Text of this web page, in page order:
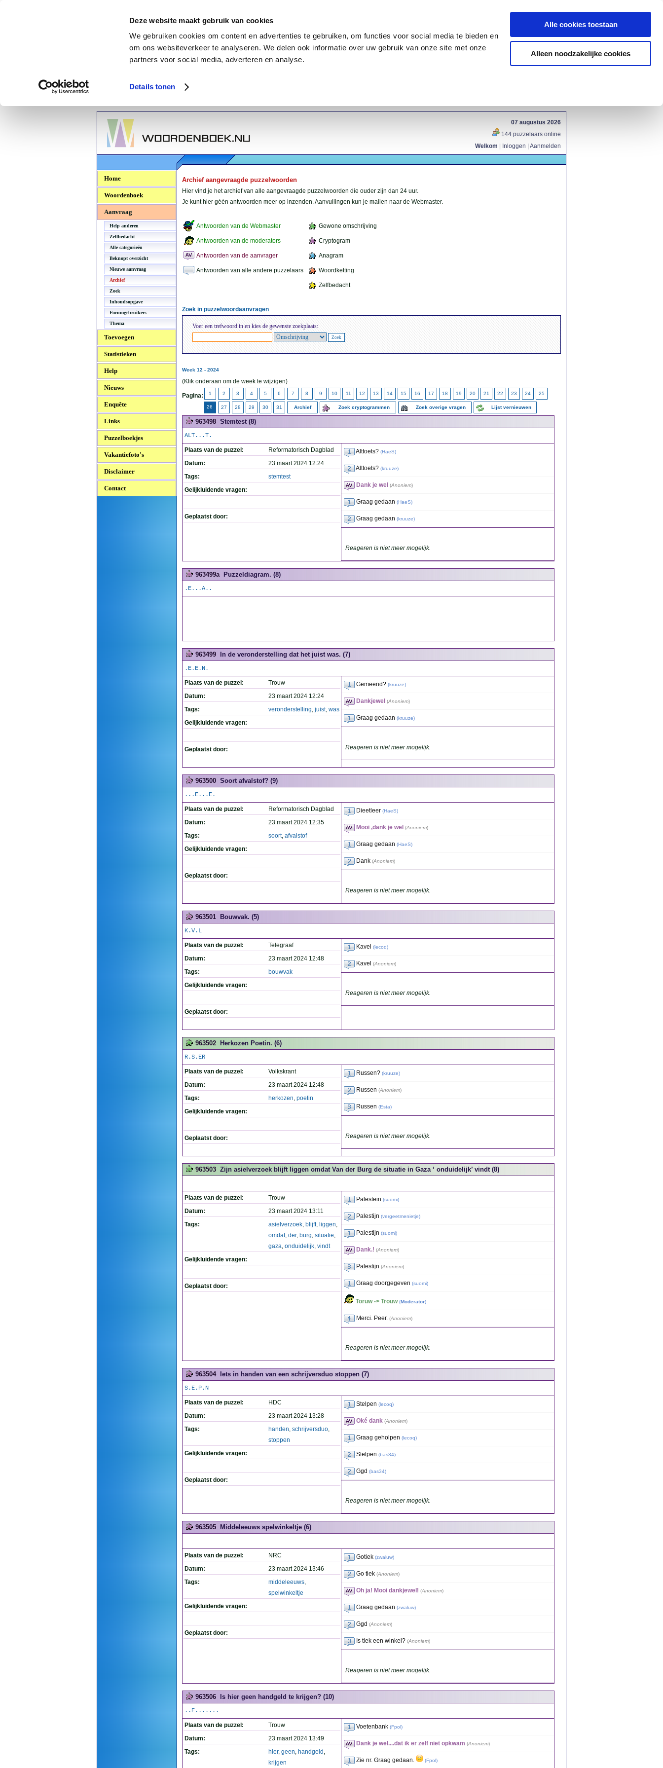
Deze website maakt gebruik van cookies
We gebruiken cookies om content en advertenties te gebruiken, om functies voor social media te bieden en
om ons websiteverkeer te analyseren. We delen ook informatie over uw gebruik van onze site met onze
partners voor social media, adverteren en analyse.
Details tonen
Alle cookies toestaan
Alleen noodzakelijke cookies
Woordenboek.NU
07 augustus 2026
144 puzzelaars online
Welkom
Inloggen Aanmelden
Home
Woordenboek
Aanvraag
Help anderen
Zelfbedacht
Alle categorieën
Beknopt overzicht
Nieuwe aanvraag
Archief
Zoek
Inhoudsopgave
Forumgebruikers
Thema
Toevoegen
Statistieken
Help
Nieuws
Enquête
Links
Puzzelboekjes
Vakantiefoto's
Disclaimer
Contact
Archief aangevraagde puzzelwoorden
Hier vind je het archief van alle aangevraagde puzzelwoorden die ouder zijn dan 24 uur.
Je kunt hier géén antwoorden meer op inzenden. Aanvullingen kun je mailen naar de Webmaster.
Antwoorden van de Webmaster Gewone omschrijving
Antwoorden van de moderators Cryptogram
Antwoorden van de aanvrager Anagram
Antwoorden van alle andere puzzelaars Woordketting
Zelfbedacht
Zoek in puzzelwoordaanvragen
Voer een trefwoord in en kies de gewenste zoekplaats:
Week 12 - 2024
(Klik onderaan om de week te wijzigen)
Pagina: 1 2 3 4 5 6 7 8 9 10 11 12 13 14 15 16 17 18 19 20 21 22 23 24 25
26 27 28 29 30 31 Archief Zoek cryptogrammen Zoek overige vragen Lijst vernieuwen
963498 Stemtest (8)
ALT...T.
Plaats van de puzzel:
Reformatorisch Dagblad
Datum:
23 maart 2024 12:24
Tags:
stemtest
Gelijkluidende vragen:
Geplaatst door:
Alttoets? (HaeS)
Alttoets? (kruuze)
Dank je wel (Anoniem)
Graag gedaan (HaeS)
Graag gedaan (kruuze)
Reageren is niet meer mogelijk.
963499a Puzzeldiagram. (8)
.E...A..
963499 In de veronderstelling dat het juist was. (7)
.E.E.N.
Plaats van de puzzel:
Trouw
Datum:
23 maart 2024 12:24
Tags:
veronderstelling, juist, was
Gelijkluidende vragen:
Geplaatst door:
Gemeend? (kruuze)
Dankjewel (Anoniem)
Graag gedaan (kruuze)
Reageren is niet meer mogelijk.
963500 Soort afvalstof? (9)
...E...E.
Plaats van de puzzel:
Reformatorisch Dagblad
Datum:
23 maart 2024 12:35
Tags:
soort, afvalstof
Gelijkluidende vragen:
Geplaatst door:
Dieetleer (HaeS)
Mooi ,dank je wel (Anoniem)
Graag gedaan (HaeS)
Dank (Anoniem)
Reageren is niet meer mogelijk.
963501 Bouwvak. (5)
K.V.L
Plaats van de puzzel:
Telegraaf
Datum:
23 maart 2024 12:48
Tags:
bouwvak
Gelijkluidende vragen:
Geplaatst door:
Kavel (lecoq)
Kavel (Anoniem)
Reageren is niet meer mogelijk.
963502 Herkozen Poetin. (6)
R.S.ER
Plaats van de puzzel:
Volkskrant
Datum:
23 maart 2024 12:48
Tags:
herkozen, poetin
Gelijkluidende vragen:
Geplaatst door:
Russen? (kruuze)
Russen (Anoniem)
Russen (Esta)
Reageren is niet meer mogelijk.
963503 Zijn asielverzoek blijft liggen omdat Van der Burg de situatie in Gaza ‘ onduidelijk’ vindt (8)
Plaats van de puzzel:
Trouw
Datum:
23 maart 2024 13:11
Tags:
asielverzoek, blijft, liggen,
omdat, der, burg, situatie,
gaza, onduidelijk, vindt
Gelijkluidende vragen:
Geplaatst door:
Palestein (suomi)
Palestijn (vergeetmenietje)
Palestijn (suomi)
Dank.! (Anoniem)
Palestijn (Anoniem)
Graag doorgegeven (suomi)
Toruw -> Trouw (Moderator)
Merci. Peer. (Anoniem)
Reageren is niet meer mogelijk.
963504 Iets in handen van een schrijversduo stoppen (7)
S.E.P.N
Plaats van de puzzel:
HDC
Datum:
23 maart 2024 13:28
Tags:
handen, schrijversduo,
stoppen
Gelijkluidende vragen:
Geplaatst door:
Stelpen (lecoq)
Oké dank (Anoniem)
Graag geholpen (lecoq)
Stelpen (bas34)
Ggd (bas34)
Reageren is niet meer mogelijk.
963505 Middeleeuws spelwinkeltje (6)
Plaats van de puzzel:
NRC
Datum:
23 maart 2024 13:46
Tags:
middeleeuws,
spelwinkeltje
Gelijkluidende vragen:
Geplaatst door:
Gotiek (zwaluw)
Go tiek (Anoniem)
Oh ja! Mooi dankjewel! (Anoniem)
Graag gedaan (zwaluw)
Ggd (Anoniem)
Is tiek een winkel? (Anoniem)
Reageren is niet meer mogelijk.
963506 Is hier geen handgeld te krijgen? (10)
..E.......
Plaats van de puzzel:
Trouw
Datum:
23 maart 2024 13:49
Tags:
hier, geen, handgeld ,
krijgen
Voetenbank (Fpol)
Dank je wel....dat ik er zelf niet opkwam (Anoniem)
Zie nr. Graag gedaan. (Fpol)